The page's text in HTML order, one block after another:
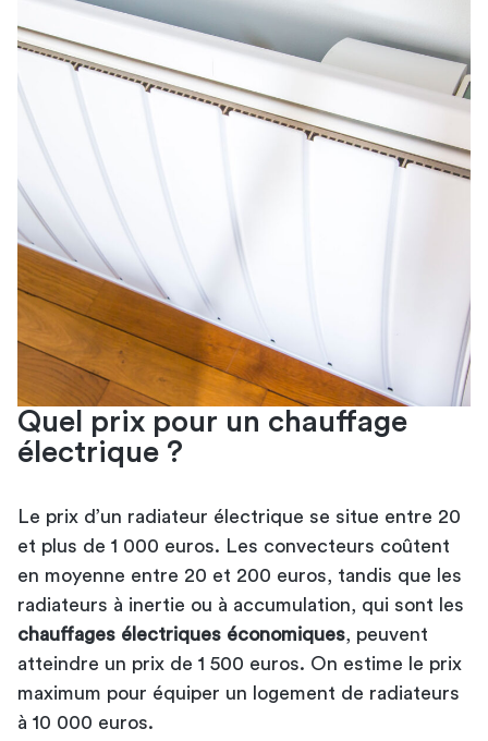
Quel prix pour un chauffage
électrique ?
Le prix d’un radiateur électrique se situe entre 20
et plus de 1 000 euros. Les convecteurs coûtent
en moyenne entre 20 et 200 euros, tandis que les
radiateurs à inertie ou à accumulation, qui sont les
chauffages électriques économiques , peuvent
atteindre un prix de 1 500 euros. On estime le prix
maximum pour équiper un logement de radiateurs
à 10 000 euros.